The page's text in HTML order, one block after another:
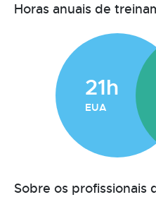
Horas anuais de
21h
EUA
Sobre os profissionais